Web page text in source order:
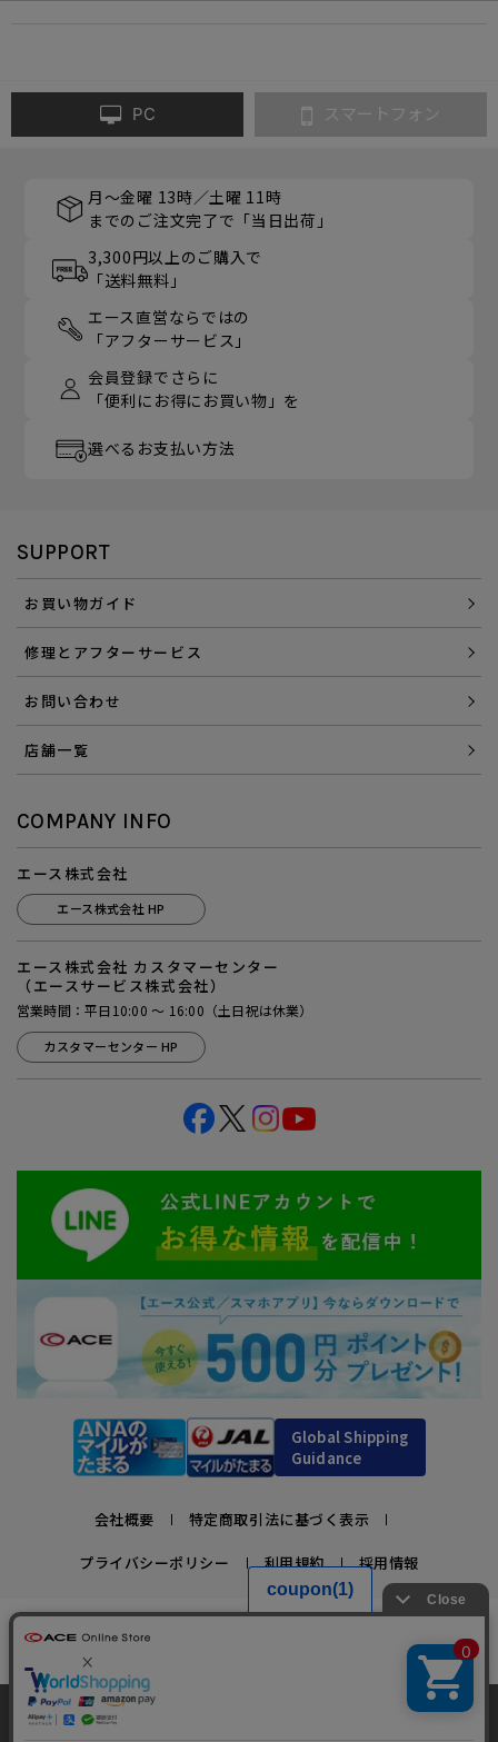
PC スマートフォン
月～金曜 13時／土曜 11時
までのご注文完了で「当日出荷」
3,300円以上のご購入で
「送料無料」
エース直営ならではの
「アフターサービス」
会員登録でさらに
「便利にお得にお買い物」を
選べるお支払い方法
SUPPORT
お買い物ガイド
修理とアフターサービス
お問い合わせ
店舗一覧
COMPANY INFO
エース株式会社
エース株式会社 HP
エース株式会社 カスタマーセンター
（エースサービス株式会社）
営業時間：平日10:00 ～ 16:00（土日祝は休業）
カスタマーセンター HP
Global Shipping
Guidance
会社概要 特定商取引法に基づく表示
プライバシーポリシー 利用規約 採用情報
かばんの総合メーカー、エース公式サイト
スーツケースビジネスバッグ直営店ならではの豊富なラインナップでご紹介！
充実のアフターサービス・豊富な品揃え・安心のメーカー直営ストア
当サイトでは、サイトの利便性向上のため、クッ